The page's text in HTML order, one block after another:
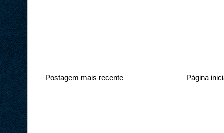
Postagem mais recente Página